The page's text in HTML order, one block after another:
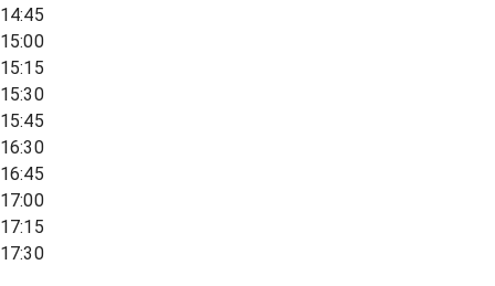
14:45
15:00
15:15
15:30
15:45
16:30
16:45
17:00
17:15
17:30